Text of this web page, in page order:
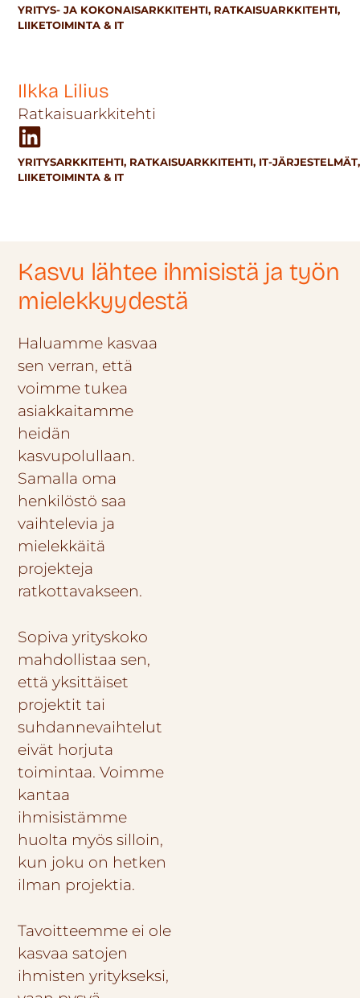
YRITYS- JA KOKONAISARKKITEHTI, RATKAISUARKKITEHTI,
LIIKETOIMINTA & IT
Ilkka Lilius
Ratkaisuarkkitehti
YRITYSARKKITEHTI, RATKAISUARKKITEHTI, IT-JÄRJESTELMÄT,
LIIKETOIMINTA & IT
Kasvu lähtee ihmisistä ja työn
mielekkyydestä
Haluamme kasvaa
sen verran, että
voimme tukea
asiakkaitamme
heidän
kasvupolullaan.
Samalla oma
henkilöstö saa
vaihtelevia ja
mielekkäitä
projekteja
ratkottavakseen.
Sopiva yrityskoko
mahdollistaa sen,
että yksittäiset
projektit tai
suhdannevaihtelut
eivät horjuta
toimintaa. Voimme
kantaa
ihmisistämme
huolta myös silloin,
kun joku on hetken
ilman projektia.
Tavoitteemme ei ole
kasvaa satojen
ihmisten yritykseksi,